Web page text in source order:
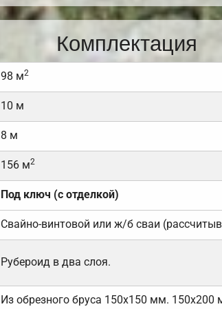
Комплектация
98 м2
10 м
8 м
156 м2
Под ключ (с отделкой)
Свайно-винтовой или ж/б сваи
Рубероид в два слоя.
Из обрезного бруса 150х150 мм.